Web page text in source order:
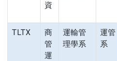
資
TLTX
商
管
運
運輸管
理學系
運管
系